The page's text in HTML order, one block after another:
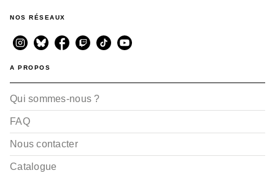
NOS RÉSEAUX
A PROPOS
Qui sommes-nous ?
FAQ
Nous contacter
Catalogue